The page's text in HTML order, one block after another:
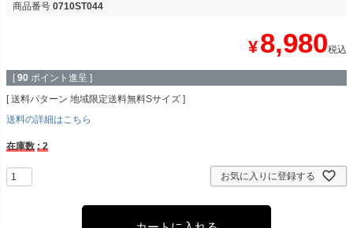
商品番号 0710ST044
¥8,980税込
[ 90 ポイント進呈 ]
送料パターン 地域限定送料無料Sサイズ
送料の詳細はこちら
在庫数 2
お気に入りに登録する